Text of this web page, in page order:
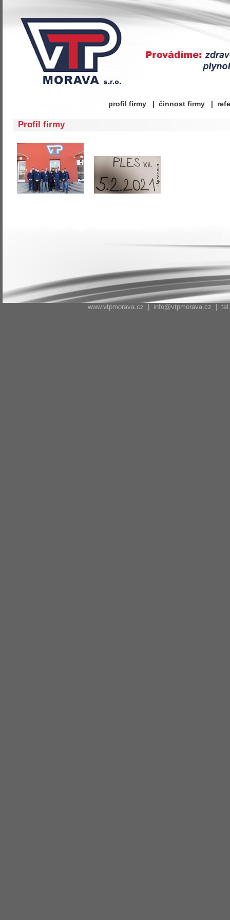
profil firmy| činnost firmy|
Profil firmy
www.vtpmorava.cz | info@vtpmorava.cz |